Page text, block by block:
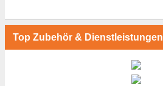
Top Zubehör & Dienstleistungen